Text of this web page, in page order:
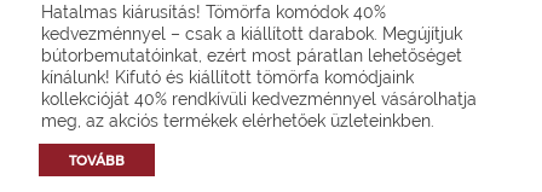
Hatalmas kiárusítás! Tömörfa komódok 40%
kedvezménnyel – csak a kiállított darabok. Megújítjuk
bútorbemutatóinkat, ezért most páratlan lehetőséget
kínálunk! Kifutó és kiállított tömörfa komódjaink
kollekcióját 40% rendkívüli kedvezménnyel vásárolhatja
meg, az akciós termékek elérhetőek üzleteinkben.
TOVÁBB